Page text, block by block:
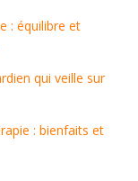
: équilibre et
qui veille sur
: bienfaits et